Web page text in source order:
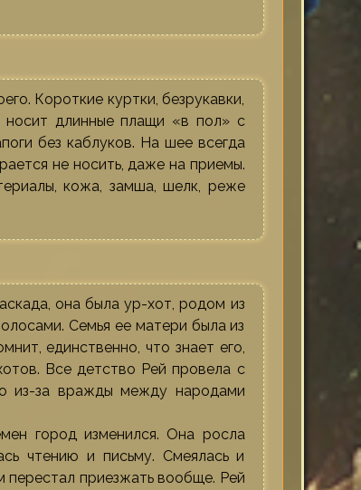
Короткие куртки, безрукавки,
носит длинные плащи «в пол» с
без каблуков. На шее всегда
не носить, даже на приемы.
кожа, замша, шелк, реже
она была ур-хот, родом из
Семья ее матери была из
единственно, что знает его,
Все детство Рей провела с
из-за вражды между народами
город изменился. Она росла
чтению и письму. Смеялась и
перестал приезжать вообще. Рей